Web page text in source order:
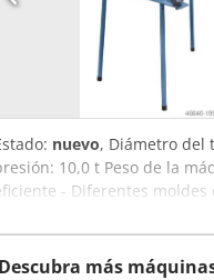
nuevo, Diámetro del
10,0 t Peso de la
- Diferentes
de gas, calefacción y agua
también para tubos de
Chodpfxsxaac Ne An Tsa
Descubra más